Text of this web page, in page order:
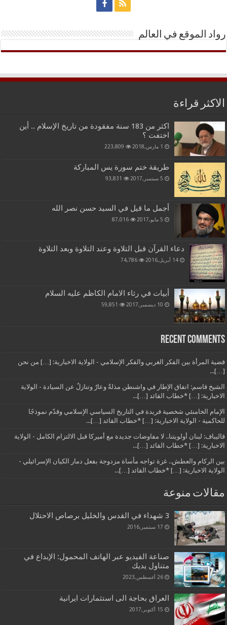
رواد الموقع في العالم
الاكثر قراءة
اكثر من 183 سنة مفقودة من تاريخ الإسلام .. أين
اختفت ؟
1 مارس,2018 223,809
طريقة ختم سورة يس المباركة
5 سبتمبر,2017 93,831
أجمل ما قيل في السيد حسن نصر الله
5 مايو,2017 87,016
دعاء القرآن قبل التلاوة وعند التلاوة وبعد التلاوة
14 أبريل,2016 74,786
أبيات في رثاء الامام الكاظم عليه السلام
10 ديسمبر,2017 59,851
Recent Comments
قضية المرأة بين الفكر الغربي والفكر الإسلامي - الولاية الاخبارية: […] من نحن
[…]...
الشيخ قاسم: اتفاق الإطار في واشنطن مذلةٌ وعارٌ وتنازلٌ عن السيادة - الولاية
الاخبارية: […] *خطاب القائد […]...
الإمام الخامنئي شخصية فريدة في التاريخ السياسي الإسلامي وقدّم نموذجًا
للحاكمية - الولاية الاخبارية: […] *خطاب القائد […]...
قاليباف: لبنان أولويتنا.. لا مفاوضات جديدة مع أميركا قبل الالتزام الكامل - الولاية
الاخبارية: […] *خطاب القائد […]...
بين الركام والعطش.. غزة تواجه مأساة مزدوجة بفعل دمار الكيان الإسرائيلي -
الولاية الاخبارية: […] *خطاب القائد […]...
مقالات منوعة
3 شهداء في القدس والخليل برصاص الاحتلال
17 سبتمبر,2016
صناعة الفيديو عبر الهاتف المحمول: الإبداع في
متناول يديك
26 أغسطس,2023
العراق بحاجة الى استثمارات ايرانية
15 أكتوبر,2017